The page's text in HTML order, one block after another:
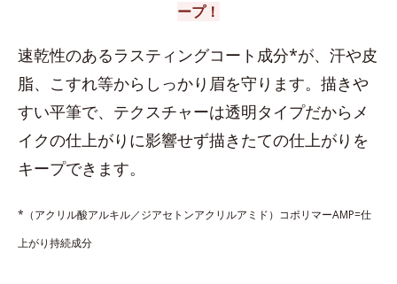
ープ！
速乾性のあるラスティングコート成分*が、汗や皮
脂、こすれ等からしっかり眉を守ります。描きや
すい平筆で、テクスチャーは透明タイプだからメ
イクの仕上がりに影響せず描きたての仕上がりを
キープできます。
*（アクリル酸アルキル／ジアセトンアクリルアミド）コポリマーAMP=仕
上がり持続成分